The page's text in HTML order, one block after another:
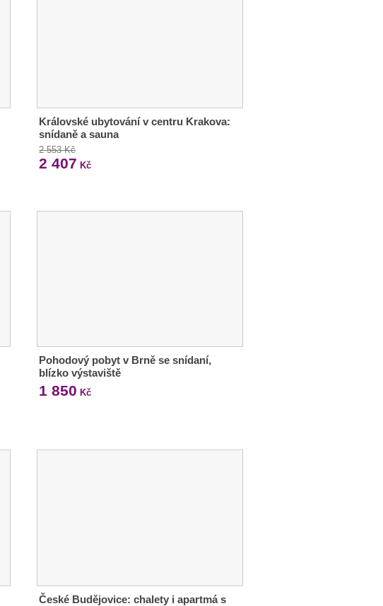
Královské ubytování v centru Krakova:
snídaně a sauna
2 553 Kč
2 407 Kč
Pohodový pobyt v Brně se snídaní,
blízko výstaviště
1 850 Kč
České Budějovice: chalety i apartmá s